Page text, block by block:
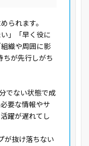
られます。
」「早く役に
織や周囲に影
ちが先行しがち
でない状態で成
要な情報やサ
躍が遅れてし
が抜け落ちない